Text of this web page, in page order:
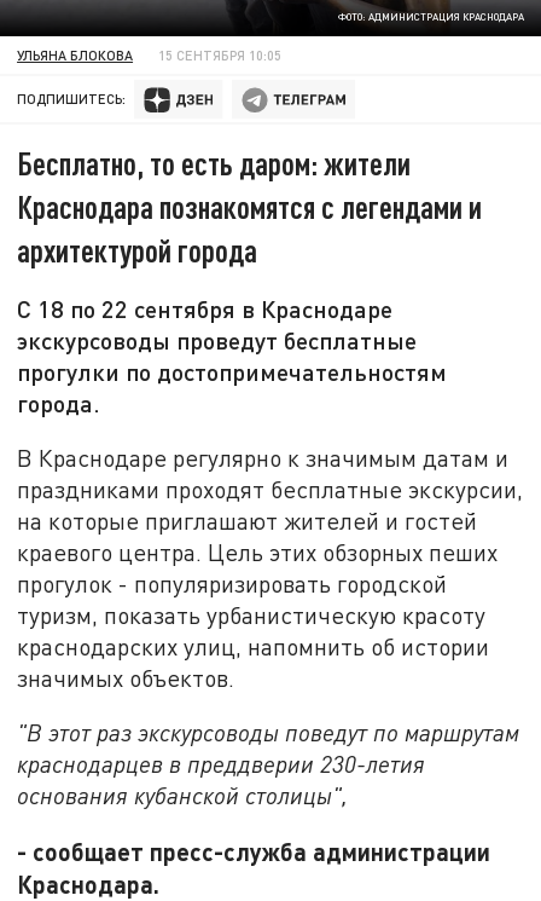
ФОТО: АДМИНИСТРАЦИЯ КРАСНОДАРА
УЛЬЯНА БЛОКОВА 15 СЕНТЯБРЯ 10:05
ПОДПИШИТЕСЬ:
Бесплатно, то есть даром: жители
Краснодара познакомятся с легендами и
архитектурой города
С 18 по 22 сентября в Краснодаре
экскурсоводы проведут бесплатные
прогулки по достопримечательностям
города.
В Краснодаре регулярно к значимым датам и
праздниками проходят бесплатные экскурсии,
на которые приглашают жителей и гостей
краевого центра. Цель этих обзорных пеших
прогулок - популяризировать городской
туризм, показать урбанистическую красоту
краснодарских улиц, напомнить об истории
значимых объектов.
"В этот раз экскурсоводы поведут по маршрутам
краснодарцев в преддверии 230-летия
основания кубанской столицы",
- сообщает пресс-служба администрации
Краснодара.